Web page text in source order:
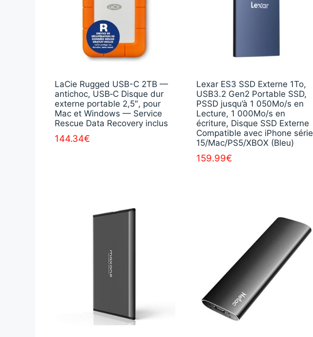
LaCie Rugged USB-C 2TB —
antichoc, USB‑C Disque dur
externe portable 2,5″, pour
Mac et Windows — Service
Rescue Data Recovery inclus
144.34€
Lexar ES3 SSD Externe 1To,
USB3.2 Gen2 Portable SSD,
PSSD jusqu’à 1 050Mo/s en
Lecture, 1 000Mo/s en
écriture, Disque SSD Externe
Compatible avec iPhone série
15/Mac/PS5/XBOX (Bleu)
159.99€